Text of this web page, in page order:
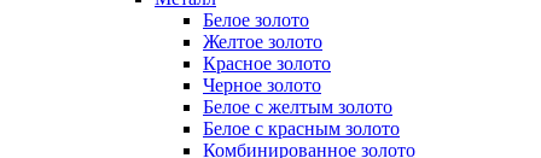
Белое золото
Желтое золото
Красное золото
Черное золото
Белое с желтым золото
Белое с красным золото
Комбинированное золото